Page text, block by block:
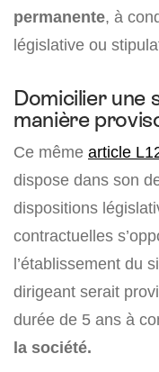
permanente, à
législative ou
Domicilier une
manière
Ce même article
dispose dans son
dispositions
contractuelles
l’établissement du
dirigeant serait
durée de 5 ans à
la société.